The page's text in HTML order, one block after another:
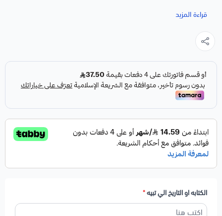
السعيدة، في نقشٍ غاية في الجمال، وإبداع يتحدث عن نفسه، من
يمكنك طلب الخاتم بالتاريخ اللي تبيه .
يمكنك تخصيص أي اسم أو كلمة (عربي أو إنجليزي).
متوفر طلاء ذهبي أو فضي (روديوم).
ضمان وصيانه مجانية .
قراءة المزيد
الكتابه او التاريخ الي تبيه*